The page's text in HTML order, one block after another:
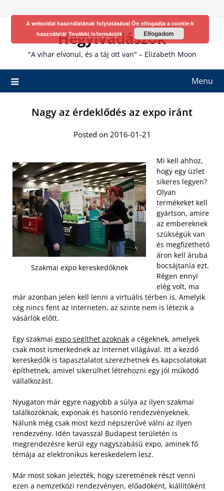
Hegyivadászok
"A vihar elvonul, és a táj ott van" – Elizabeth Moon
Menu
Nagy az érdeklődés az expo iránt
Posted on 2016-01-21
Szakmai expo kereskedőknek
Mi kell ahhoz,
hogy egy üzlet
sikeres legyen?
Olyan
termékeket kell
gyártson, amire
az embereknek
szükségük van
és megfizethető
áron kell áruba
bocsájtania ezt.
Régen ennyi
elég volt, ma
már azonban jelen kell lenni a virtuális térben is. Amelyik
cég nincs fent az interneten, az szinte nem is létezik a
vásárlók előtt.
Egy szakmai expo segíthet azoknak a cégeknek, amelyek
csak most ismerkednek az internet világával. Itt a kezdő
kereskedők is tapasztalatot szerezhetnek és kapcsolatokat
építhetnek, amivel sikerülhet létrehozni egy jól működő
vállalkozást.
Nyugaton már egyre nagyobb a súlya az ilyen szakmai
találkozóknak, exponak és hasonló rendezvényeknek.
Nálunk még csak most kezd népszerűvé válni az ilyen
rendezvény. Idén tavasszal Budapest területén is
megrendezésre kerül egy nagyszabású expo, aminek fő
témája az elektronikus kereskedelem lesz.
Már most sokan jelezték, hogy szeretnének részt venni
ezen a nemzetközi rendezvényen, előadóként, kiállítóként
A weboldal használatának folytatásával Ön elfogadja a cookie-k
használatátTovábbi információk Elfogadom